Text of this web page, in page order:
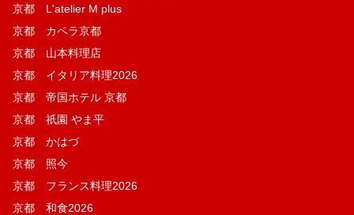
京都 L'atelier M plus
京都 カペラ京都
京都 山本料理店
京都 イタリア料理2026
京都 帝国ホテル 京都
京都 祇園 やま平
京都 かはづ
京都 照今
京都 フランス料理2026
京都 和食2026